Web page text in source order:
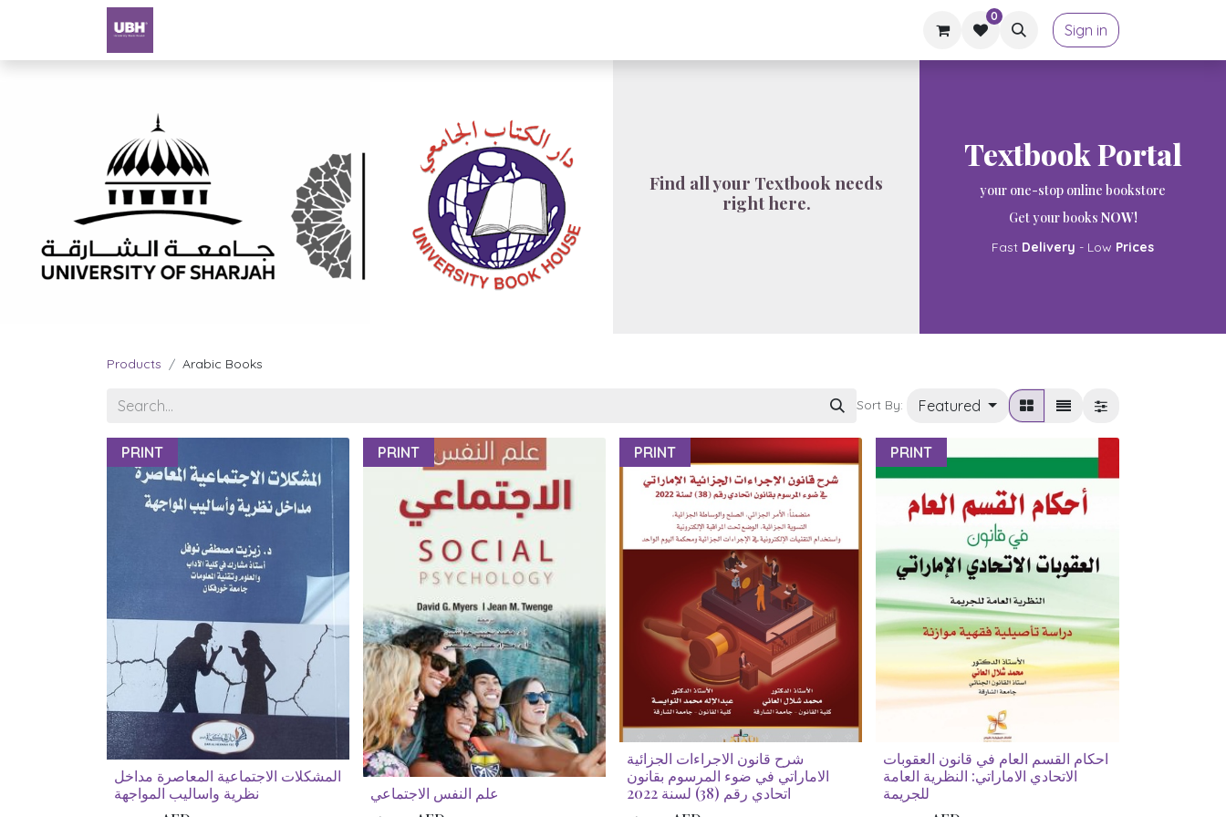
0
Sign in
Find all your Textbook needs
right here.
Textbook Portal
your one-stop online bookstore
Get your books NOW!
Fast Delivery - Low Prices
Products Arabic Books
Sort By: Featured
PRINT
المشكلات الاجتماعية المعاصرة مداخل
نظرية واساليب المواجهة
PRINT
علم النفس الاجتماعي
PRINT
شرح قانون الاجراءات الجزائية
الاماراتي في ضوء المرسوم بقانون
اتحادي رقم (38) لسنة 2022
PRINT
احكام القسم العام في قانون العقوبات
الاتحادي الاماراتي: النظرية العامة
للجريمة